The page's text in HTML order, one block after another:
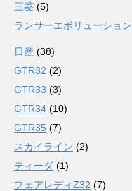
三菱 (5)
ランサーエボリューション
日産 (38)
GTR32 (2)
GTR33 (3)
GTR34 (10)
GTR35 (7)
スカイライン (2)
ティーダ (1)
フェアレディZ32 (7)